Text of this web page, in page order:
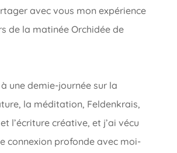
avec vous mon expérience
de la matinée Orchidée de
une demie-journée sur la
la méditation, Feldenkrais,
l’écriture créative, et j’ai vécu
connexion profonde avec moi-